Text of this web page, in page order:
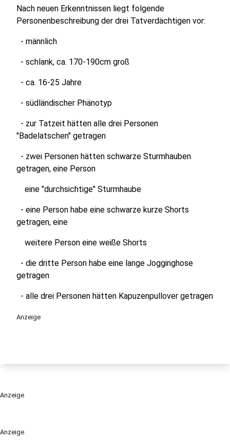
Anzeige
Nach neuen Erkenntnissen liegt folgende
Personenbeschreibung der drei Tatverdächtigen vor:
- männlich
- schlank, ca. 170-190cm groß
- ca. 16-25 Jahre
- südländischer Phänotyp
- zur Tatzeit hätten alle drei Personen
"Badelatschen" getragen
- zwei Personen hätten schwarze Sturmhauben
getragen, eine Person
eine "durchsichtige" Sturmhaube
- eine Person habe eine schwarze kurze Shorts
getragen, eine
weitere Person eine weiße Shorts
- die dritte Person habe eine lange Jogginghose
getragen
- alle drei Personen hätten Kapuzenpullover getragen
Anzeige
Anzeige